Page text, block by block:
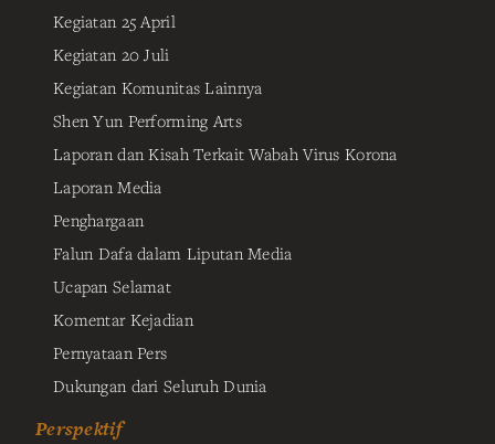
Kegiatan 25 April
Kegiatan 20 Juli
Kegiatan Komunitas Lainnya
Shen Yun Performing Arts
Laporan dan Kisah Terkait Wabah Virus Korona
Laporan Media
Penghargaan
Falun Dafa dalam Liputan Media
Ucapan Selamat
Komentar Kejadian
Pernyataan Pers
Dukungan dari Seluruh Dunia
Perspektif